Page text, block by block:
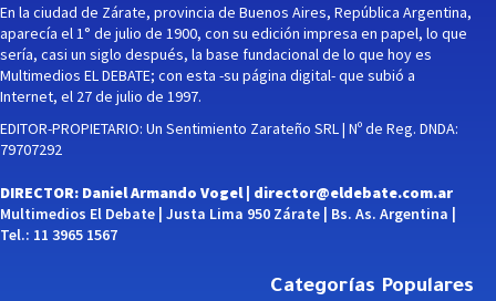
En la ciudad de Zárate, provincia de Buenos Aires, República Argentina,
aparecía el 1° de julio de 1900, con su edición impresa en papel, lo que
sería, casi un siglo después, la base fundacional de lo que hoy es
Multimedios EL DEBATE; con esta -su página digital- que subió a
Internet, el 27 de julio de 1997.
EDITOR-PROPIETARIO: Un Sentimiento Zarateño SRL | Nº de Reg. DNDA:
79707292
DIRECTOR: Daniel Armando Vogel | director@eldebate.com.ar
Multimedios El Debate | Justa Lima 950 Zárate | Bs. As. Argentina |
Tel.: 11 3965 1567
Categorías Populares